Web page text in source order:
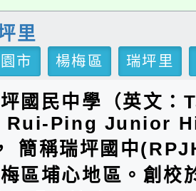
里
市 楊梅區 瑞坪里
國民中學（英文：
Rui-Ping Junior
簡稱瑞坪國中
區埔心地區。創校